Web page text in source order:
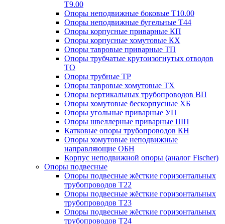
Т9.00
Опоры неподвижные боковые Т10.00
Опоры неподвижные бугельные Т44
Опоры корпусные приварные КП
Опоры корпусные хомутовые КХ
Опоры тавровые приварные ТП
Опоры трубчатые крутоизогнутых отводов
ТО
Опоры трубные ТР
Опоры тавровые хомутовые ТХ
Опоры вертикальных трубопроводов ВП
Опоры хомутовые бескорпусные ХБ
Опоры угольные приварные УП
Опоры швеллерные приварные ШП
Катковые опоры трубопроводов КН
Опоры хомутовые неподвижные
направляющие ОБН
Корпус неподвижной опоры (аналог Fischer)
Опоры подвесные
Опоры подвесные жёсткие горизонтальных
трубопроводов Т22
Опоры подвесные жёсткие горизонтальных
трубопроводов Т23
Опоры подвесные жёсткие горизонтальных
трубопроводов Т24